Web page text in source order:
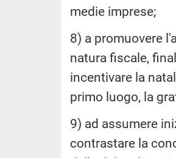
medie imprese;
8) a promuovere
natura fiscale,
incentivare la
primo luogo, la
9) ad assumere
contrastare la